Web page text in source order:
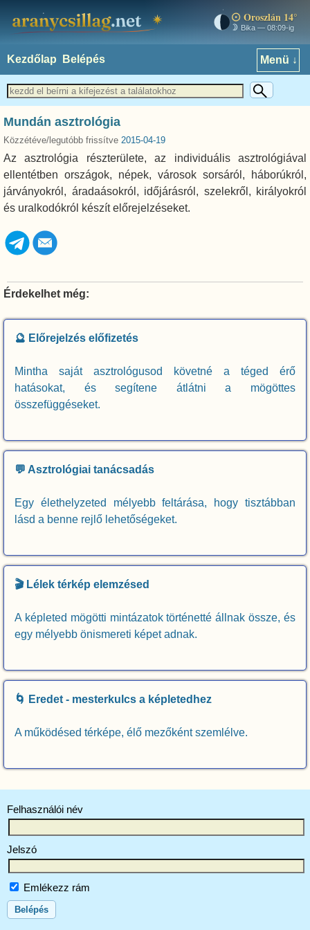
aranycsillag.net Oroszlán 14°
Bika — 08:09-ig
Kezdőlap Belépés Menü ↓
Mundán asztrológia
Közzétéve/legutóbb frissítve 2015-04-19
Az asztrológia részterülete, az individuális asztrológiával
ellentétben országok, népek, városok sorsáról, háborúkról,
járványokról, áradaásokról, időjárásról, szelekről, királyokról
és uralkodókról készít előrejelzéseket.
Érdekelhet még:
🔮 Előrejelzés előfizetés
Mintha saját asztrológusod követné a téged érő
hatásokat, és segítene átlátni a mögöttes
összefüggéseket.
💬 Asztrológiai tanácsadás
Egy élethelyzeted mélyebb feltárása, hogy tisztábban
lásd a benne rejlő lehetőségeket.
🎬 Lélek térkép elemzésed
A képleted mögötti mintázatok történetté állnak össze, és
egy mélyebb önismereti képet adnak.
🌀 Eredet - mesterkulcs a képletedhez
A működésed térképe, élő mezőként szemlélve.
Felhasználói név
Jelszó
Emlékezz rám